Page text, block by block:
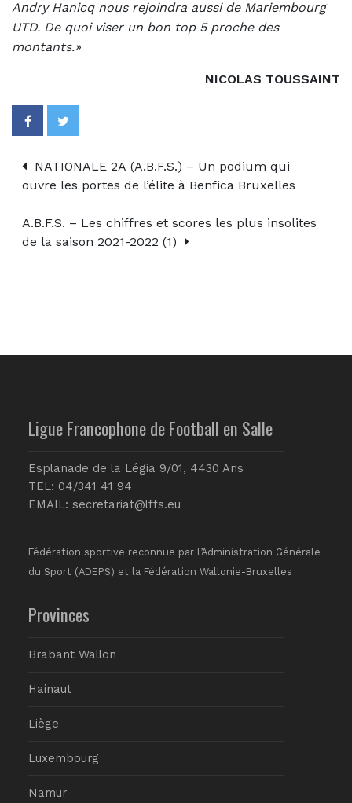
Andry Hanicq nous rejoindra aussi de Mariembourg
UTD. De quoi viser un bon top 5 proche des
montants.»
NICOLAS TOUSSAINT
NATIONALE 2A (A.B.F.S.) – Un podium qui
ouvre les portes de l’élite à Benfica Bruxelles
A.B.F.S. – Les chiffres et scores les plus insolites
de la saison 2021-2022 (1)
Ligue Francophone de Football en Salle
Esplanade de la Légia 9/01, 4430 Ans
TEL: 04/341 41 94
EMAIL: secretariat@lffs.eu
Fédération sportive reconnue par l’Administration Générale
du Sport (ADEPS) et la Fédération Wallonie-Bruxelles
Provinces
Brabant Wallon
Hainaut
Liège
Luxembourg
Namur